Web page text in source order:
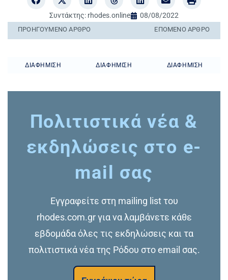
Συντάκτης: rhodes.online 08/08/2022
ΠΡΟΗΓΟΎΜΕΝO ΆΡΘΡΟ ΕΠΌΜΕΝΟ ΆΡΘΡΟ
ΔΙΑΦΉΜΙΣΗ ΔΙΑΦΉΜΙΣΗ ΔΙΑΦΉΜΙΣΗ
Πολιτιστικά νέα &
εκδηλώσεις στο e-
mail σας
Εγγραφείτε στη mailing list του
rhodes.com.gr για να λαμβάνετε κάθε
εβδομάδα όλες τις εκδηλώσεις και τα
πολιτιστικά νέα της Ρόδου στο email σας.